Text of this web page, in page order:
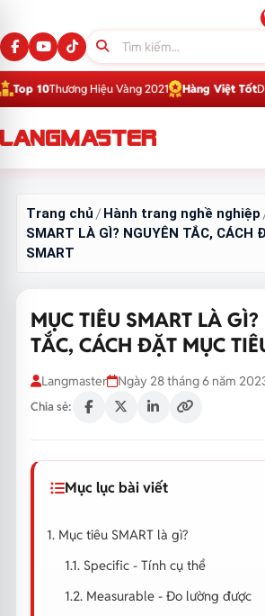
Hiệu Vàng 2021 Hàng Việt TốtDịch Vụ Hoàn
Trang chủ /Hành trang nghề nghiệp
SMART LÀ GÌ? NGUYÊN TẮC, CÁCH
SMART
MỤC TIÊU SMART LÀ
TẮC, CÁCH ĐẶT MỤC
Langmaster Ngày 28 tháng 6 năm
Chia sẻ:
Mục lục bài viết
1. Mục tiêu SMART là gì?
1.1. Specific - Tính cụ thể
1.2. Measurable - Đo lường được